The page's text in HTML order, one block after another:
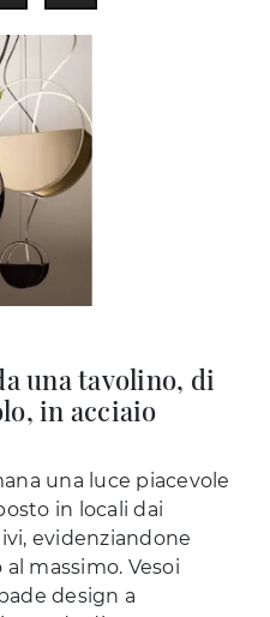
una tavolino, di
in acciaio
una luce piacevole
in locali dai
evidenziandone
massimo. Vesoi
design a